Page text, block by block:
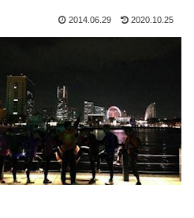
2014.06.29 2020.10.25